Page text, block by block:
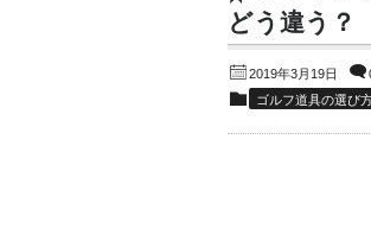
どう違う？
2019年3月19日
ゴルフ道具の選び